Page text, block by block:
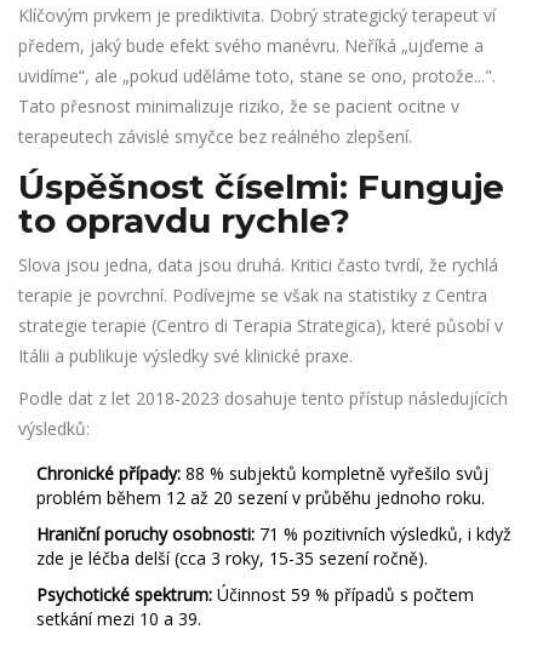
Klíčovým prvkem je prediktivita. Dobrý strategický terapeut ví
předem, jaký bude efekt svého manévru. Neříká „ujďeme a
uvidíme“, ale „pokud uděláme toto, stane se ono, protože...".
Tato přesnost minimalizuje riziko, že se pacient ocitne v
terapeutech závislé smyčce bez reálného zlepšení.
Úspěšnost číselmi: Funguje
to opravdu rychle?
Slova jsou jedna, data jsou druhá. Kritici často tvrdí, že rychlá
terapie je povrchní. Podívejme se však na statistiky z Centra
strategie terapie (Centro di Terapia Strategica), které působí v
Itálii a publikuje výsledky své klinické praxe.
Podle dat z let 2018-2023 dosahuje tento přístup následujících
výsledků:
Chronické případy: 88 % subjektů kompletně vyřešilo svůj
problém během 12 až 20 sezení v průběhu jednoho roku.
Hraniční poruchy osobnosti: 71 % pozitivních výsledků, i když
zde je léčba delší (cca 3 roky, 15-35 sezení ročně).
Psychotické spektrum: Účinnost 59 % případů s počtem
setkání mezi 10 a 39.